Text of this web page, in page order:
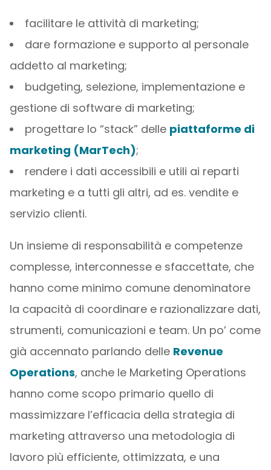
facilitare le attività di marketing;
dare formazione e supporto al personale
addetto al marketing;
budgeting, selezione, implementazione e
gestione di software di marketing;
progettare lo “stack” delle piattaforme di
marketing (MarTech);
rendere i dati accessibili e utili ai reparti
marketing e a tutti gli altri, ad es. vendite e
servizio clienti.
Un insieme di responsabilità e competenze
complesse, interconnesse e sfaccettate, che
hanno come minimo comune denominatore
la capacità di coordinare e razionalizzare dati,
strumenti, comunicazioni e team. Un po’ come
già accennato parlando delle Revenue
Operations, anche le Marketing Operations
hanno come scopo primario quello di
massimizzare l’efficacia della strategia di
marketing attraverso una metodologia di
lavoro più efficiente, ottimizzata, e una